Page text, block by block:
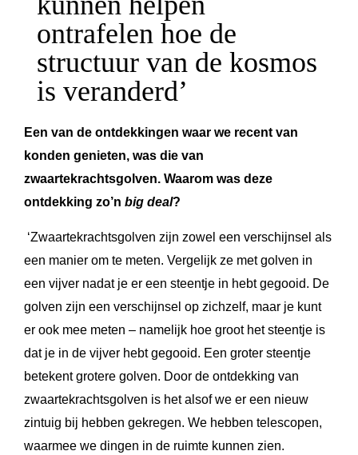
ontrafelen hoe de
structuur van de kosmos
is veranderd’
Een van de ontdekkingen waar we recent van
konden genieten, was die van
zwaartekrachtsgolven. Waarom was deze
ontdekking zo’n big deal?
‘Zwaartekrachtsgolven zijn zowel een verschijnsel als
een manier om te meten. Vergelijk ze met golven in
een vijver nadat je er een steentje in hebt gegooid. De
golven zijn een verschijnsel op zichzelf, maar je kunt
er ook mee meten – namelijk hoe groot het steentje is
dat je in de vijver hebt gegooid. Een groter steentje
betekent grotere golven. Door de ontdekking van
zwaartekrachtsgolven is het alsof we er een nieuw
zintuig bij hebben gekregen. We hebben telescopen,
waarmee we dingen in de ruimte kunnen zien.